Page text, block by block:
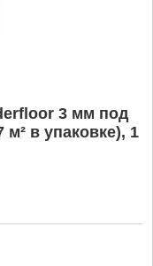
3 мм под
в упаковке), 1